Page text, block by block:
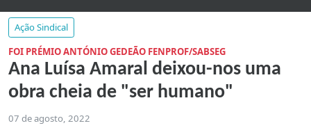
Ação Sindical
FOI PRÉMIO ANTÓNIO GEDEÃO FENPROF/SABSEG
Ana Luísa Amaral deixou-nos uma
obra cheia de "ser humano"
07 de agosto, 2022